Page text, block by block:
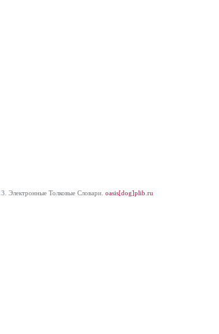
Электронные Толковые Cловари. oasis[dog]plib.ru